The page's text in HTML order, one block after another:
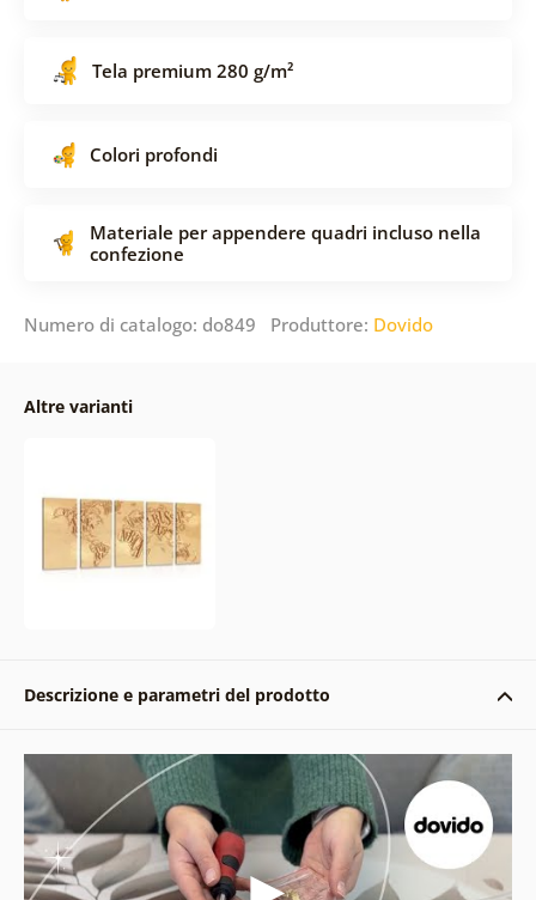
Tela premium 280 g/m²
Colori profondi
Materiale per appendere quadri incluso nella
confezione
Numero di catalogo: do849 Produttore: Dovido
Altre varianti
Descrizione e parametri del prodotto